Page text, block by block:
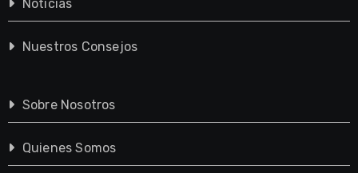
Noticias
Nuestros Consejos
Sobre Nosotros
Quienes Somos